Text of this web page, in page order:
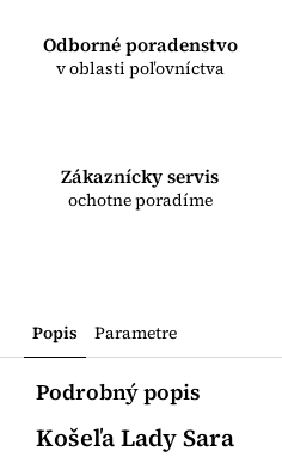
Odborné poradenstvo
v oblasti poľovníctva
Zákaznícky servis
ochotne poradíme
Popis Parametre
Podrobný popis
Košeľa Lady Sara